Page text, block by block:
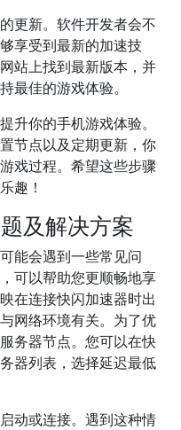
更新。软件开发者会不
享受到最新的加速技
站上找到最新版本，并
最佳的游戏体验。
升你的手机游戏体验。
节点以及定期更新，你
戏过程。希望这些步骤
趣！
及解决方案
能会遇到一些常见问
可以帮助您更顺畅地享
在连接快闪加速器时出
网络环境有关。为了优
务器节点。您可以在快
器列表，选择延迟最低
动或连接。遇到这种情